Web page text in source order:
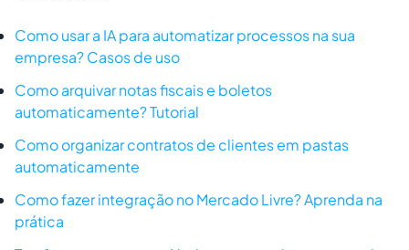
Como usar a IA para automatizar processos na sua
empresa? Casos de uso
Como arquivar notas fiscais e boletos
automaticamente? Tutorial
Como organizar contratos de clientes em pastas
automaticamente
Como fazer integração no Mercado Livre? Aprenda na
prática